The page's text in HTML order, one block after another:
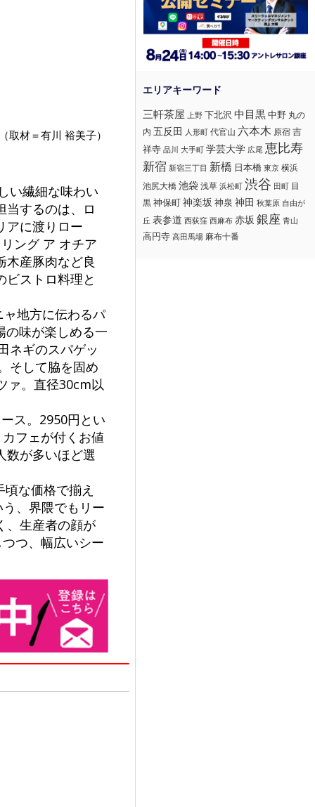
取材＝有川 裕美子）
い繊細な味わい
当するのは、ロ
アに渡りロー
ング ア オチア
木産豚肉など良
ストロ料理と
地方に伝わるパ
の味が楽しめる一
ネギのスパゲッ
そして脇を固め
ァ。直径30cm以
ス。2950円とい
フェが付くお値
数が多いほど選
な価格で揃え
、界隈でもリー
、生産者の顔が
つ、幅広いシー
三軒茶屋 上野 下北沢 中目黒中野 丸の
内 五反田 人形町 代官山 六本木 原宿 吉
祥寺 品川 大手町 学芸大学 広尾 恵比寿
新宿 新宿三丁目 新橋 日本橋 東京 横浜
池尻大橋 池袋浅草 浜松町 渋谷 田町 目
黒神保町神楽坂 神泉 神田 秋葉原 自由が
丘 表参道 西荻窪 西麻布 赤坂 銀座 青山
高円寺 高田馬場 麻布十番